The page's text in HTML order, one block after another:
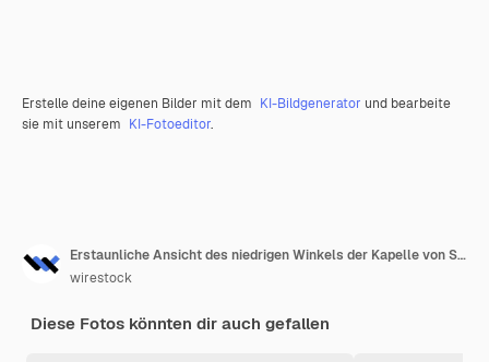
Erstelle deine eigenen Bilder mit dem KI-Bildgenerator und bearbeite
sie mit unserem KI-Fotoeditor.
Erstaunliche Ansicht des niedrigen Winkels der Kapelle von St. Agatha und der römischen Mauer in Barcelona
wirestock
Diese Fotos könnten dir auch gefallen